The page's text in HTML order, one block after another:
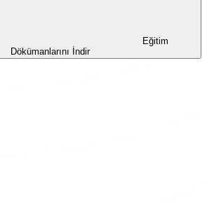
Eğitim
Dökümanlarını İndir